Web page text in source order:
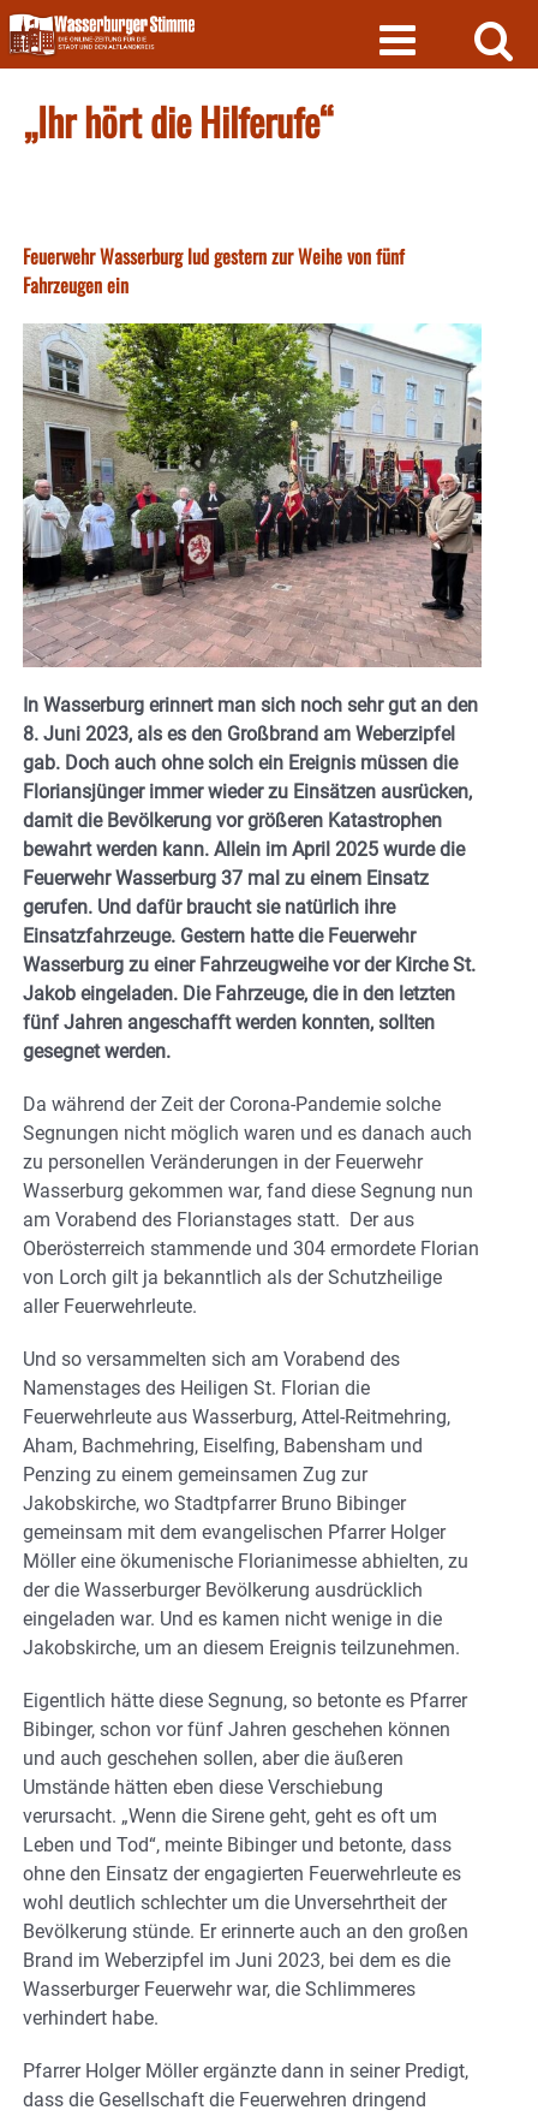
Skip
to
content
„Ihr hört die Hilferufe“
Feuerwehr Wasserburg lud gestern zur Weihe von fünf
Fahrzeugen ein
In Wasserburg erinnert man sich noch sehr gut an den
8. Juni 2023, als es den Großbrand am Weberzipfel
gab. Doch auch ohne solch ein Ereignis müssen die
Floriansjünger immer wieder zu Einsätzen ausrücken,
damit die Bevölkerung vor größeren Katastrophen
bewahrt werden kann. Allein im April 2025 wurde die
Feuerwehr Wasserburg 37 mal zu einem Einsatz
gerufen. Und dafür braucht sie natürlich ihre
Einsatzfahrzeuge. Gestern hatte die Feuerwehr
Wasserburg zu einer Fahrzeugweihe vor der Kirche St.
Jakob eingeladen. Die Fahrzeuge, die in den letzten
fünf Jahren angeschafft werden konnten, sollten
gesegnet werden.
Da während der Zeit der Corona-Pandemie solche
Segnungen nicht möglich waren und es danach auch
zu personellen Veränderungen in der Feuerwehr
Wasserburg gekommen war, fand diese Segnung nun
am Vorabend des Florianstages statt. Der aus
Oberösterreich stammende und 304 ermordete Florian
von Lorch gilt ja bekanntlich als der Schutzheilige
aller Feuerwehrleute.
Und so versammelten sich am Vorabend des
Namenstages des Heiligen St. Florian die
Feuerwehrleute aus Wasserburg, Attel-Reitmehring,
Aham, Bachmehring, Eiselfing, Babensham und
Penzing zu einem gemeinsamen Zug zur
Jakobskirche, wo Stadtpfarrer Bruno Bibinger
gemeinsam mit dem evangelischen Pfarrer Holger
Möller eine ökumenische Florianimesse abhielten, zu
der die Wasserburger Bevölkerung ausdrücklich
eingeladen war. Und es kamen nicht wenige in die
Jakobskirche, um an diesem Ereignis teilzunehmen.
Eigentlich hätte diese Segnung, so betonte es Pfarrer
Bibinger, schon vor fünf Jahren geschehen können
und auch geschehen sollen, aber die äußeren
Umstände hätten eben diese Verschiebung
verursacht. „Wenn die Sirene geht, geht es oft um
Leben und Tod“, meinte Bibinger und betonte, dass
ohne den Einsatz der engagierten Feuerwehrleute es
wohl deutlich schlechter um die Unversehrtheit der
Bevölkerung stünde. Er erinnerte auch an den großen
Brand im Weberzipfel im Juni 2023, bei dem es die
Wasserburger Feuerwehr war, die Schlimmeres
verhindert habe.
Pfarrer Holger Möller ergänzte dann in seiner Predigt,
dass die Gesellschaft die Feuerwehren dringend